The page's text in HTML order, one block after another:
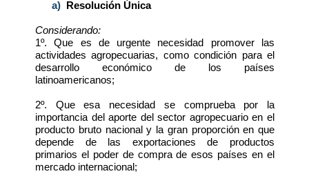
a) Resolución Única
Considerando:
1º. Que es de urgente necesidad promover las
actividades agropecuarias, como condición para el
desarrollo económico de los países
latinoamericanos;
2º. Que esa necesidad se comprueba por la
importancia del aporte del sector agropecuario en el
producto bruto nacional y la gran proporción en que
depende de las exportaciones de productos
primarios el poder de compra de esos países en el
mercado internacional;